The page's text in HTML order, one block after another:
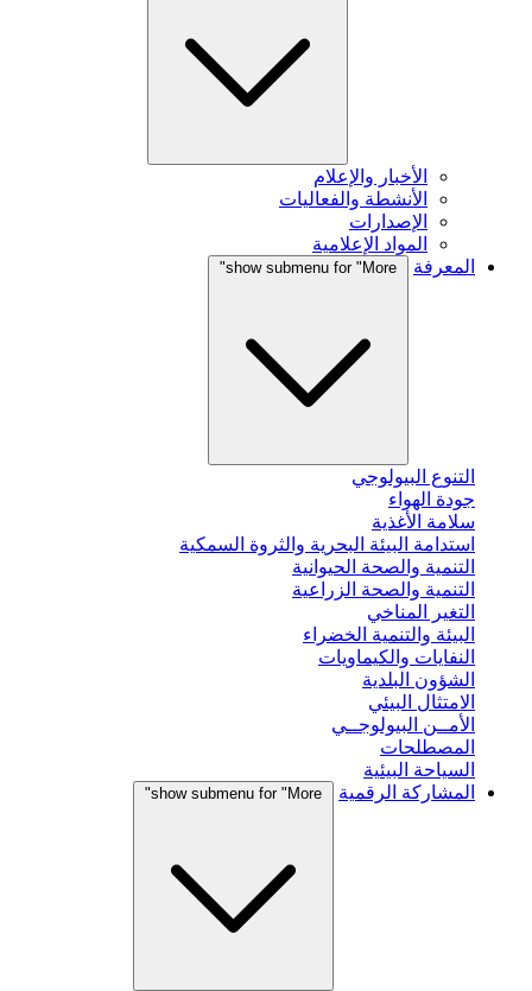
الأخبار والإعلام
الأنشطة والفعاليات
الإصدارات
المواد الإعلامية
المعرفة
show submenu for "More"
التنوع البيولوجي
جودة الهواء
سلامة الأغذية
استدامة البيئة البحرية والثروة السمكية
التنمية والصحة الحيوانية
التنمية والصحة الزراعية
التغير المناخي
البيئة والتنمية الخضراء
النفايات والكيماويات
الشؤون البلدية
الامتثال البيئي
الأمــن البيولوجــي
المصطلحات
السياحة البيئية
المشاركة الرقمية
show submenu for "More"